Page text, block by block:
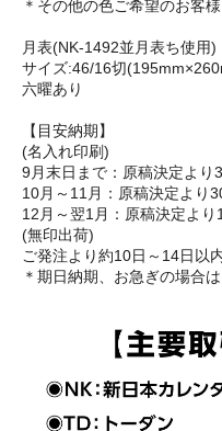
＊その他の色ご希望のお客
月表(NK-1492並月表ち使用)
サイズ:46/16切
六曜あり
【目安納期】
(名入れ印刷)
9月末日まで：原稿決定より
10月～11月：原稿決定より
12月～翌1月：原稿決定よ
(無印出荷)
ご発注より約10日～14日以
＊期日納期、お急ぎの場合